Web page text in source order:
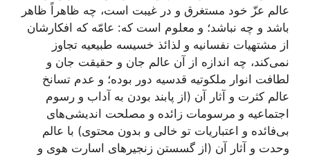
عالم عزّ خود مستغرق و در غیبت است، چه ظاهراً ظاهر
باشد و چه نباشد؛ و معلوم است که: عامّه که افکارشان
از مشتهیات نفسانیه و لذائذ خسیسه طبیعیه تجاوز
نمی‌کند، چه اندازه از آن عالم جان و حقیقت جان و
لطافت انوار ملکوتیه قدسیه دور بوده؛ و عدم تسانخ
عالم کثرت و آثار آن (از پابند بودن به آداب و رسوم
اجتماعیه و مرسومات زائده و مصلحت اندیشی‌های
بی‌فائده و اعتباریات تو خالی و بدون محتوی) با عالم
وحدت و آثار آن (از گسستن زنجیرهای اسارت هوی و